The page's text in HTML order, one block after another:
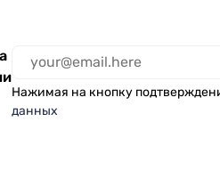
Нажимая на кнопку
данных